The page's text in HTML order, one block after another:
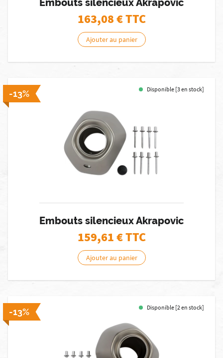
Embouts silencieux Akrapovic
163,08€ TTC
Ajouter au panier
-13% Disponible [3 en stock]
Embouts silencieux Akrapovic
159,61€ TTC
Ajouter au panier
-13% Disponible [2 en stock]